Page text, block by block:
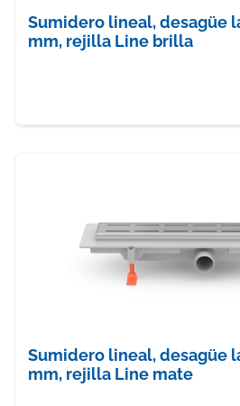
Sumidero lineal, desagüe
mm, rejilla Line brilla
Sumidero lineal, desagüe
mm, rejilla Line mate